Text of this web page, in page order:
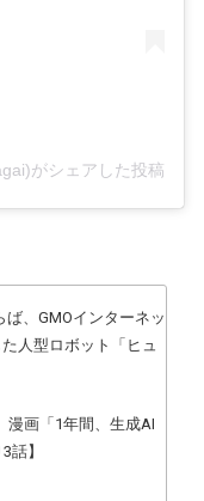
がシェアした投稿
、GMOインターネッ
人型ロボット「ヒュ
画「1年間、生成AI
話】